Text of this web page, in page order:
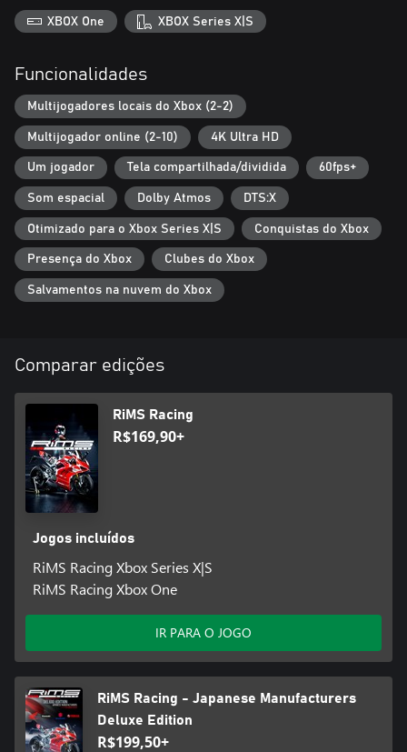
XBOX One XBOX Series X|S
Funcionalidades
Multijogadores locais do Xbox (2-2)
Multijogador online (2-10) 4K Ultra HD
Um jogador Tela compartilhada/dividida 60fps+
Som espacial Dolby Atmos DTS:X
Otimizado para o Xbox Series X|S Conquistas do Xbox
Presença do Xbox Clubes do Xbox
Salvamentos na nuvem do Xbox
Comparar edições
RiMS Racing
R$169,90+
Jogos incluídos
RiMS Racing Xbox Series X|S
RiMS Racing Xbox One
IR PARA O JOGO
RiMS Racing - Japanese Manufacturers
Deluxe Edition
R$199,50+